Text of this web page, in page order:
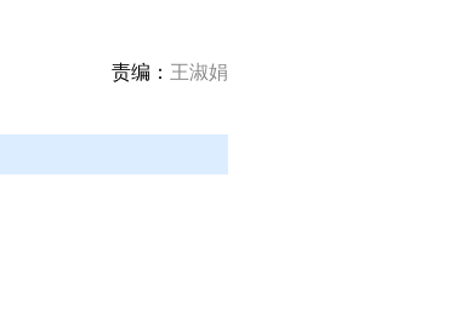
责编： 王淑娟